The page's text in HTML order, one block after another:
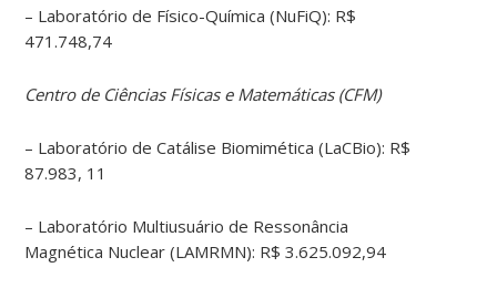
– Laboratório de Físico-Química (NuFiQ): R$
471.748,74
Centro de Ciências Físicas e Matemáticas (CFM)
– Laboratório de Catálise Biomimética (LaCBio): R$
87.983, 11
– Laboratório Multiusuário de Ressonância
Magnética Nuclear (LAMRMN): R$ 3.625.092,94